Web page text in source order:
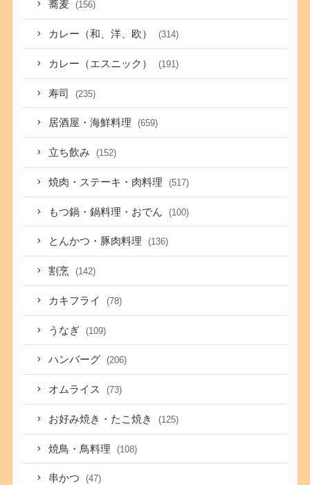
蕎麦 (156)
カレー（和、洋、欧） (314)
カレー（エスニック） (191)
寿司 (235)
居酒屋・海鮮料理 (659)
立ち飲み (152)
焼肉・ステーキ・肉料理 (517)
もつ鍋・鍋料理・おでん (100)
とんかつ・豚肉料理 (136)
割烹 (142)
カキフライ (78)
うなぎ (109)
ハンバーグ (206)
オムライス (73)
お好み焼き・たこ焼き (125)
焼鳥・鳥料理 (108)
串かつ (47)